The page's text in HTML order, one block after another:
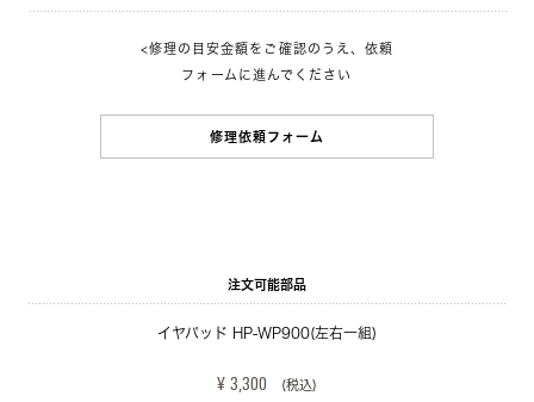
<修理の目安金額をご確認のうえ、依頼
フォームに進んでください
修理依頼フォーム
注文可能部品
イヤパッド HP-WP900(左右一組)
¥ 3,300 (税込)